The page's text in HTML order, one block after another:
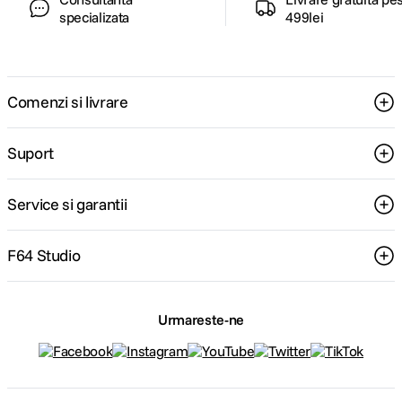
specializata
499lei
Comenzi si livrare
Suport
Service si garantii
F64 Studio
Urmareste-ne